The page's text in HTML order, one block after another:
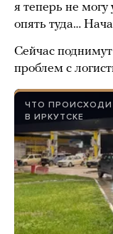
я теперь не
опять туда…
Сейчас
проблем с
ЧТО
В ИРКУТСКЕ